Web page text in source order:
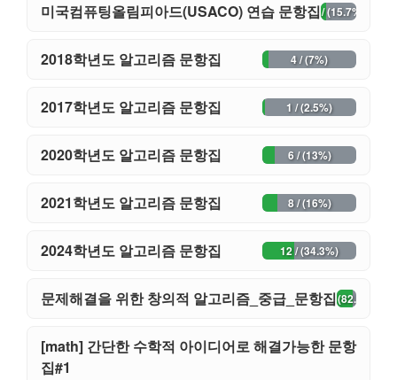
미국컴퓨팅올림피아드(USACO) 연습 문항집8 / (15.7%)
2018학년도 알고리즘 문항집 4 / (7%)
2017학년도 알고리즘 문항집 1 / (2.5%)
2020학년도 알고리즘 문항집 6 / (13%)
2021학년도 알고리즘 문항집 8 / (16%)
2024학년도 알고리즘 문항집 12 / (34.3%)
문제해결을 위한 창의적 알고리즘_중급_문항집32 / (82.1%)
[math] 간단한 수학적 아이디어로 해결가능한 문항
집#1
33 / (76.7%)